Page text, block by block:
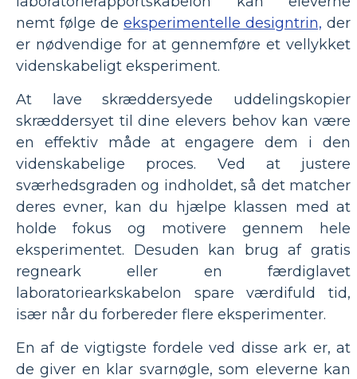
nemt følge de eksperimentelle designtrin, der
er nødvendige for at gennemføre et vellykket
videnskabeligt eksperiment.
At lave skræddersyede uddelingskopier
skræddersyet til dine elevers behov kan være
en effektiv måde at engagere dem i den
videnskabelige proces. Ved at justere
sværhedsgraden og indholdet, så det matcher
deres evner, kan du hjælpe klassen med at
holde fokus og motivere gennem hele
eksperimentet. Desuden kan brug af gratis
regneark eller en færdiglavet
laboratoriearkskabelon spare værdifuld tid,
især når du forbereder flere eksperimenter.
En af de vigtigste fordele ved disse ark er, at
de giver en klar svarnøgle, som eleverne kan